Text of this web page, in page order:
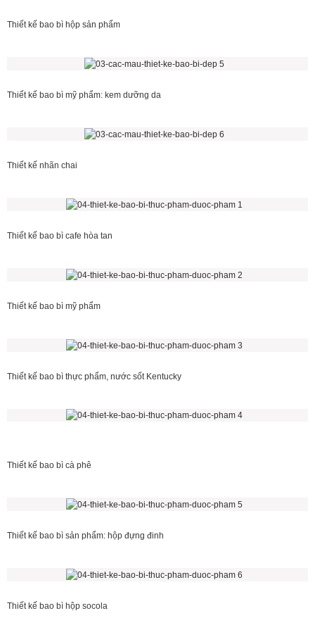
Thiết kế bao bì hộp sản phẩm
Thiết kế bao bì mỹ phẩm: kem dưỡng da
Thiết kế nhãn chai
Thiết kế bao bì cafe hòa tan
Thiết kế bao bì mỹ phẩm
Thiết kế bao bì thực phẩm, nước sốt Kentucky
Thiết kế bao bì cà phê
Thiết kế bao bì sản phẩm: hộp đựng đinh
Thiết kế bao bì hộp socola